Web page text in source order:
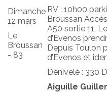
Dimanche
12 mars
Le
Broussan
- 83
RV : 10h00
Broussan
A50 sortie 11,
d’Evenos
Depuis Toulon
d’Evenos et
Dénivelé : 330
Aiguille